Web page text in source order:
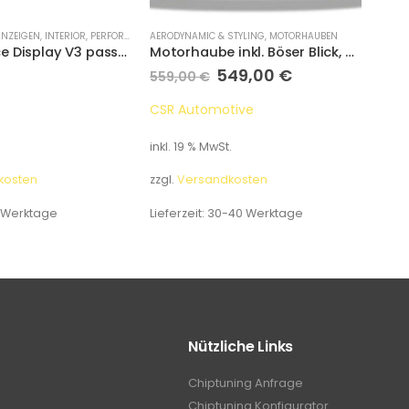
, INTERIOR, PERFORMANCE DISPLAYS
Performance Display V3 passend für Audi 8X A1/S1 2010-2018
AERODYNAMIC & STYLING, MOTORHAUBEN
Motorhaube inkl. Böser Blick, Audi A3 8L
559,00€ 549,00 €
CSR Automotive
inkl. 19 % MwSt.
zzgl. Versandkosten
Lieferzeit: 30-40 Werktage
Nützliche Links
Chiptuning Anfrage
Chiptuning Konfigurator